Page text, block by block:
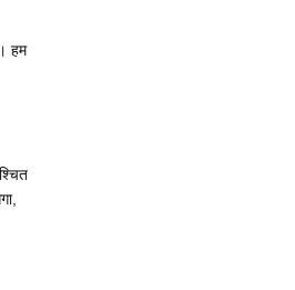
हम